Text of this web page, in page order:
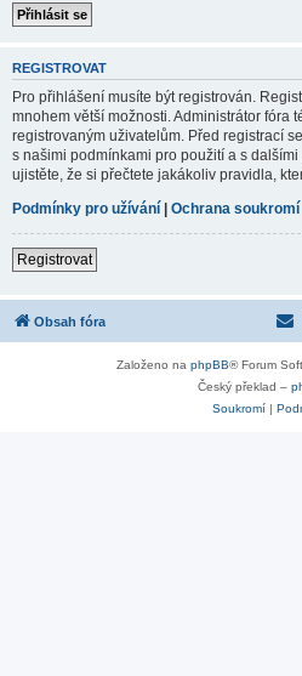
REGISTROVAT
Pro přihlášení musíte být registrován.
mnohem větší možnosti. Administrátor fóra
registrovaným uživatelům. Před registrací
s našimi podmínkami pro použití a s
ujistěte, že si přečtete jakákoliv pravidla,
Podmínky pro užívání | Ochrana soukromí
Registrovat
Obsah fóra
Založeno na phpBB® Forum
Český překlad –
Soukromí|